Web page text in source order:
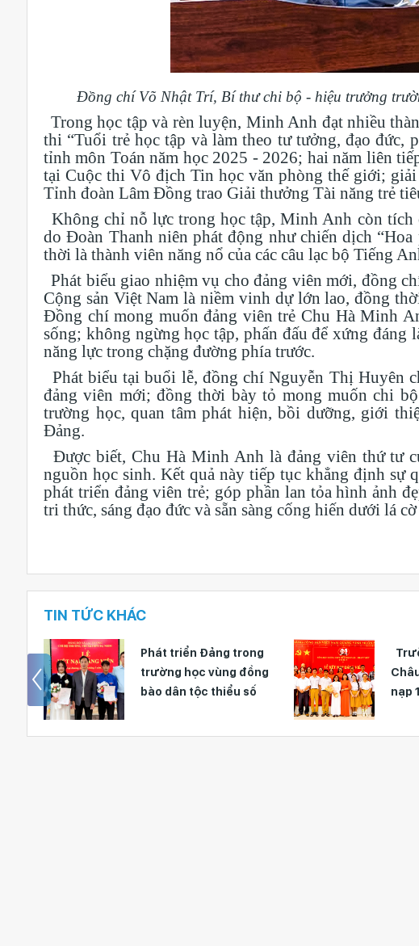
Đồng chí Võ Nhật Trí, Bí thư chi bộ - hiệu trưởng
Trong học tập và rèn luyện, Minh Anh đạt nhiều
thi “Tuổi trẻ học tập và làm theo tư tưởng, đạo
tỉnh môn Toán năm học 2025 - 2026; hai năm liên
tại Cuộc thi Vô địch Tin học văn phòng thế giới;
Tỉnh đoàn Lâm Đồng trao Giải thưởng Tài năng trẻ
Không chỉ nỗ lực trong học tập, Minh Anh còn tích
do Đoàn Thanh niên phát động như chiến dịch
thời là thành viên năng nổ của các câu lạc bộ Tiếng
Phát biểu giao nhiệm vụ cho đảng viên mới, đồng
Cộng sản Việt Nam là niềm vinh dự lớn lao, đồng
Đồng chí mong muốn đảng viên trẻ Chu Hà Minh
sống; không ngừng học tập, phấn đấu để xứng
năng lực trong chặng đường phía trước.
Phát biểu tại buổi lễ, đồng chí Nguyễn Thị Huyên
đảng viên mới; đồng thời bày tỏ mong muốn chi
trường học, quan tâm phát hiện, bồi dưỡng, giới
Đảng.
Được biết, Chu Hà Minh Anh là đảng viên thứ tư
nguồn học sinh. Kết quả này tiếp tục khẳng định sự
phát triển đảng viên trẻ; góp phần lan tỏa hình ảnh
tri thức, sáng đạo đức và sẵn sàng cống hiến dưới lá
TIN TỨC KHÁC
Phát triển Ðảng trong
trường học vùng đồng
bào dân tộc thiểu số
Trường
Châu -
nạp 15
sinh trong